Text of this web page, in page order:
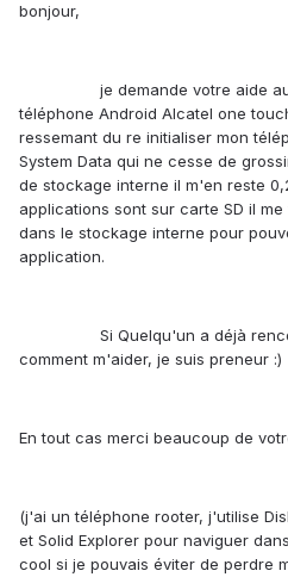
bonjour,
je demande votre aide
téléphone Android Alcatel one
ressemant du re initialiser mon
System Data qui ne cesse de
de stockage interne il m'en reste
applications sont sur carte SD il
dans le stockage interne pour
application.
Si Quelqu'un a déjà
comment m'aider, je suis preneur :)
En tout cas merci beaucoup de
(j'ai un téléphone rooter, j'utilise
et Solid Explorer pour naviguer
cool si je pouvais éviter de perdre